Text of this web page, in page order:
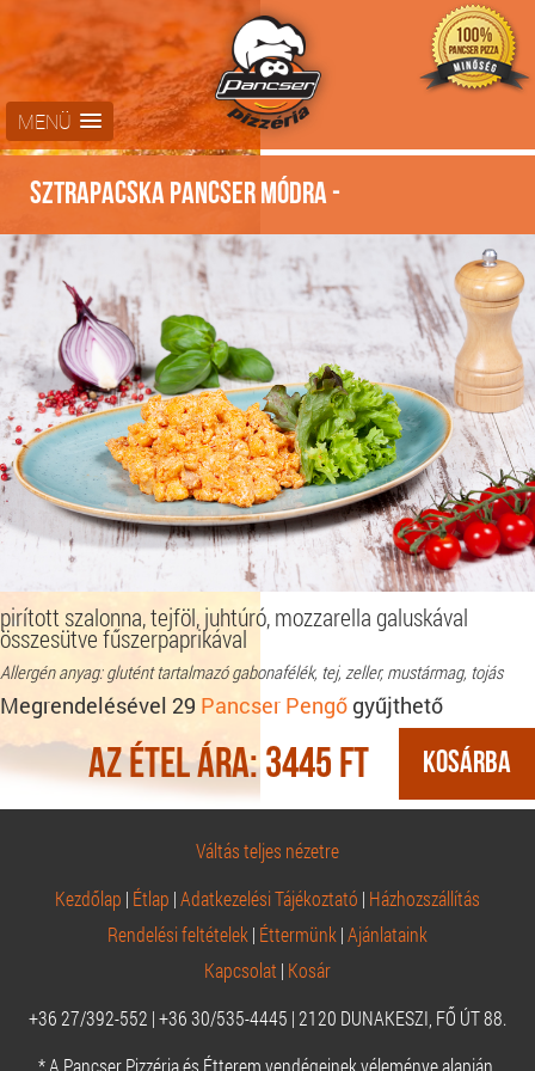
MENÜ
Sztrapacska PANCSER módra -
Tésztaspecialitásaink
pirított szalonna, tejföl, juhtúró, mozzarella galuskával
összesütve fűszerpaprikával
Allergén anyag: glutént tartalmazó gabonafélék, tej, zeller, mustármag, tojás
Megrendelésével 29 Pancser Pengő gyűjthető
Az étel ára:3445 Ft
Váltás teljes nézetre
Kezdőlap | Étlap |Adatkezelési Tájékoztató | Házhozszállítás
Rendelési feltételek | Éttermünk |Ajánlataink
Kapcsolat | Kosár
+36 27/392-552 | +36 30/535-4445 | 2120 DUNAKESZI, FŐ ÚT 88.
* A Pancser Pizzéria és Étterem vendégeinek véleménye alapján.